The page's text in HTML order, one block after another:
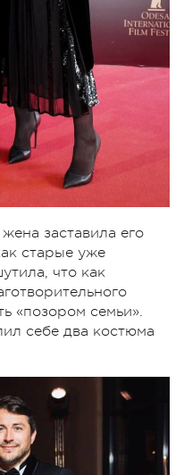
заставила его
старые уже
что как
«позором семьи».
себе два костюма